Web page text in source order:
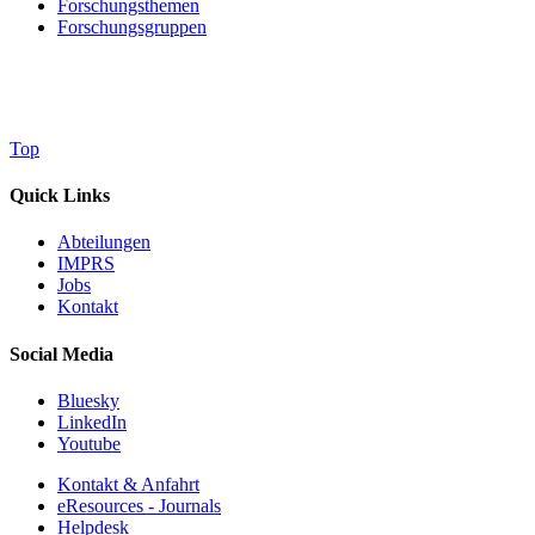
Forschungsthemen
Forschungsgruppen
Top
Quick Links
Abteilungen
IMPRS
Jobs
Kontakt
Social Media
Bluesky
LinkedIn
Youtube
Kontakt & Anfahrt
eResources - Journals
Helpdesk